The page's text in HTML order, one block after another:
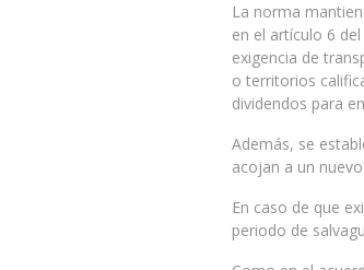
La norma
en el artículo 6
exigencia de
o territorios
dividendos para
Además, se
acojan a un
En caso de que
periodo de